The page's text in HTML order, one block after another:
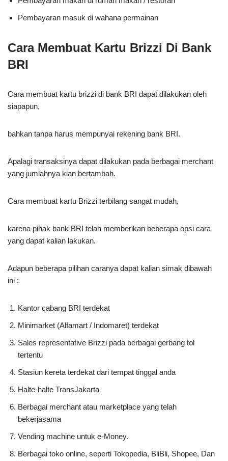
Pembayaran masuk di wahana permainan
Cara Membuat Kartu Brizzi Di Bank
BRI
Cara membuat kartu brizzi di bank BRI dapat dilakukan oleh
siapapun,
bahkan tanpa harus mempunyai rekening bank BRI.
Apalagi transaksinya dapat dilakukan pada berbagai merchant
yang jumlahnya kian bertambah.
Cara membuat kartu Brizzi terbilang sangat mudah,
karena pihak bank BRI telah memberikan beberapa opsi cara
yang dapat kalian lakukan.
Adapun beberapa pilihan caranya dapat kalian simak dibawah
ini :
Kantor cabang BRI terdekat
Minimarket (Alfamart / Indomaret) terdekat
Sales representative Brizzi pada berbagai gerbang tol
tertentu
Stasiun kereta terdekat dari tempat tinggal anda
Halte-halte TransJakarta
Berbagai merchant atau marketplace yang telah
bekerjasama
Vending machine untuk e-Money.
Berbagai toko online, seperti Tokopedia, BliBli, Shopee, Dan